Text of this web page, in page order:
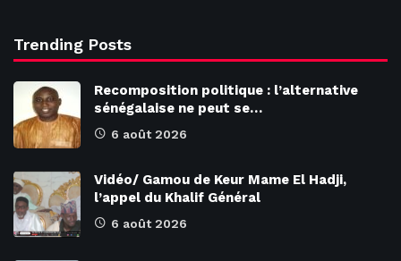
Trending Posts
Recomposition politique : l’alternative
sénégalaise ne peut se…
6 août 2026
Vidéo/ Gamou de Keur Mame El Hadji,
l’appel du Khalif Général
6 août 2026